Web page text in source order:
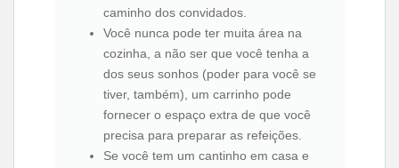
caminho dos convidados.
Você nunca pode ter muita área na
cozinha, a não ser que você tenha a
dos seus sonhos (poder para você se
tiver, também), um carrinho pode
fornecer o espaço extra de que você
precisa para preparar as refeições.
Se você tem um cantinho em casa e